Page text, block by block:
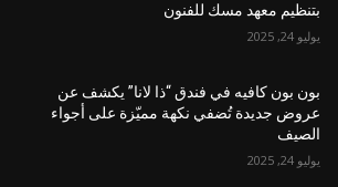
بتنظيم معهد مسك للفنون
يوليو 24, 2025
بون بون كافيه في فندق “ذا لانا” يكشف عن
عروض جديدة تُضفي نكهة مميّزة على أجواء
الصيف
يوليو 24, 2025